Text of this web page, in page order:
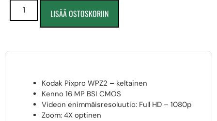
LISÄÄ OSTOSKORIIN
Kodak Pixpro WPZ2 – keltainen
Kenno 16 MP BSI CMOS
Videon enimmäisresoluutio: Full HD – 1080p
Zoom: 4X optinen